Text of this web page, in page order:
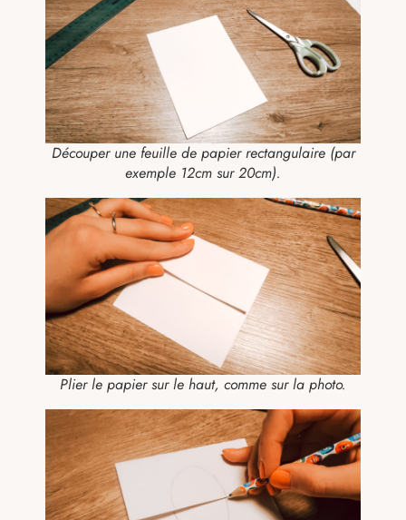
Découper une feuille de papier rectangulaire (par
exemple 12cm sur 20cm).
Plier le papier sur le haut, comme sur la photo.